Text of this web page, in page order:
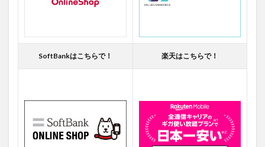
SoftBankはこちらで！ 楽天はこちらで！